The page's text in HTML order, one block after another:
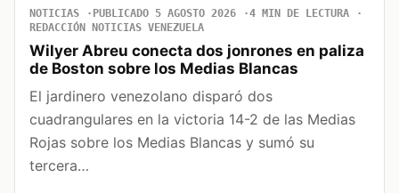
NOTICIAS PUBLICADO 5 AGOSTO 2026
4 MIN DE LECTURA
REDACCIÓN NOTICIAS VENEZUELA
Wilyer Abreu conecta dos jonrones en paliza
de Boston sobre los Medias Blancas
El jardinero venezolano disparó dos
cuadrangulares en la victoria 14-2 de las Medias
Rojas sobre los Medias Blancas y sumó su
tercera…